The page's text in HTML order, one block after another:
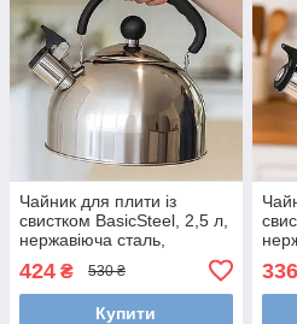
Чайник для плити із
свистком BasicSteel, 2,5 л,
нержавіюча сталь,
424 ₴ 530 ₴
Купити
336